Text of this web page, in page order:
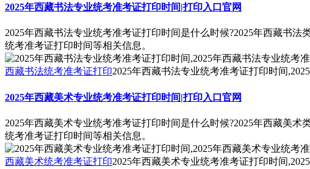
2025年西藏书法专业统考准考证打印时间|打印入口官网
2025年西藏书法专业统考准考证打印时间是什么时候?2025年西藏书
统考准考证打印时间等相关信息。
西藏书法统考准考证打印2025年西藏书法专业统考准考证打印时间
2025年西藏美术专业统考准考证打印时间|打印入口官网
2025年西藏美术专业统考准考证打印时间是什么时候?2025年西藏美
统考准考证打印时间等相关信息。
西藏美术统考准考证打印2025年西藏美术专业统考准考证打印时间